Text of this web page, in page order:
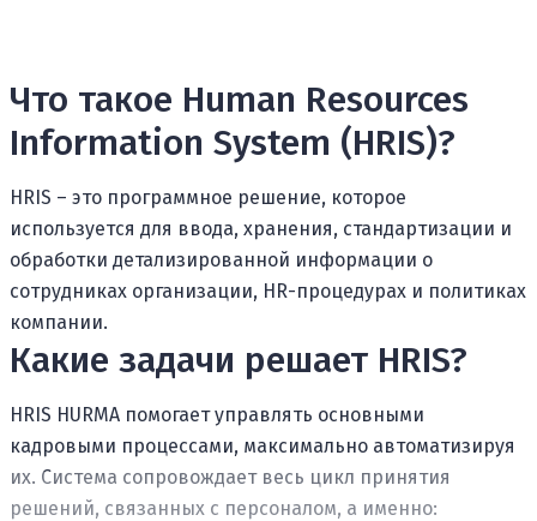
Что такое Human Resources
Information System (HRIS)?
HRIS – это программное решение, которое
используется для ввода, хранения, стандартизации и
обработки детализированной информации о
сотрудниках организации, HR-процедурах и политиках
компании.
Какие задачи решает HRIS?
HRIS HURMA помогает управлять основными
кадровыми процессами, максимально автоматизируя
их. Система сопровождает весь цикл принятия
решений, связанных с персоналом, а именно: